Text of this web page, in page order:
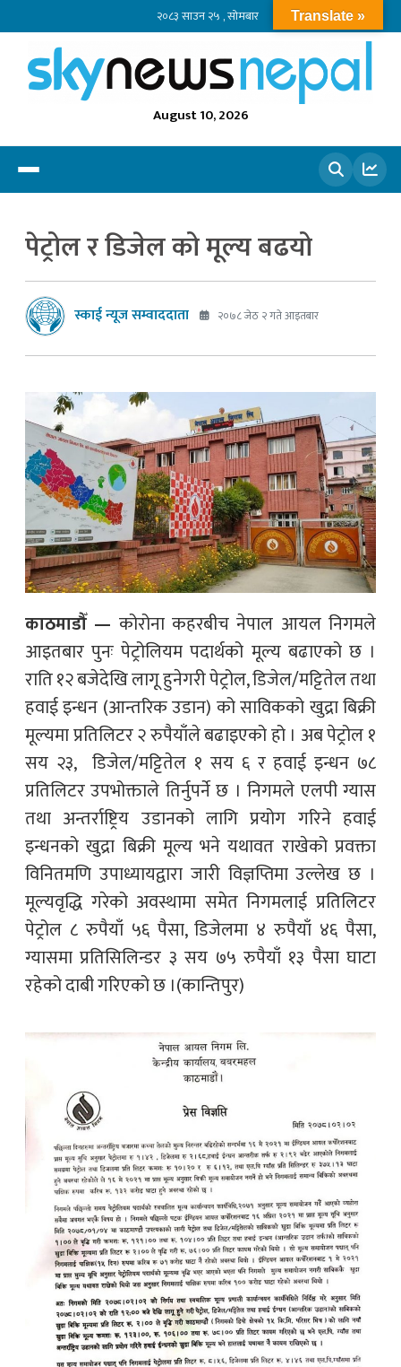
२०८३ साउन २५ , सोमबार
August 10, 2026
पेट्रोल र डिजेल को मूल्य बढयो
स्काई न्यूज सम्वाददाता २०७८ जेठ २ गते आइतबार
काठमाडौँ — कोरोना कहरबीच नेपाल आयल निगमले
आइतबार पुनः पेट्रोलियम पदार्थको मूल्य बढाएको छ ।
राति १२ बजेदेखि लागू हुनेगरी पेट्रोल, डिजेल/मट्टितेल तथा
हवाई इन्धन (आन्तरिक उडान) को साविकको खुद्रा बिक्री
मूल्यमा प्रतिलिटर २ रुपैयाँले बढाइएको हो । अब पेट्रोल १
सय २३, डिजेल/मट्टितेल १ सय ६ र हवाई इन्धन ७८
प्रतिलिटर उपभोक्ताले तिर्नुपर्ने छ । निगमले एलपी ग्यास
तथा अन्तर्राष्ट्रिय उडानको लागि प्रयोग गरिने हवाई
इन्धनको खुद्रा बिक्री मूल्य भने यथावत राखेको प्रवक्ता
विनितमणि उपाध्यायद्वारा जारी विज्ञप्तिमा उल्लेख छ ।
मूल्यवृद्धि गरेको अवस्थामा समेत निगमलाई प्रतिलिटर
पेट्रोल ८ रुपैयाँ ५६ पैसा, डिजेलमा ४ रुपैयाँ ४६ पैसा,
ग्यासमा प्रतिसिलिन्डर ३ सय ७५ रुपैयाँ १३ पैसा घाटा
रहेको दाबी गरिएको छ ।(कान्तिपुर)
Translate »